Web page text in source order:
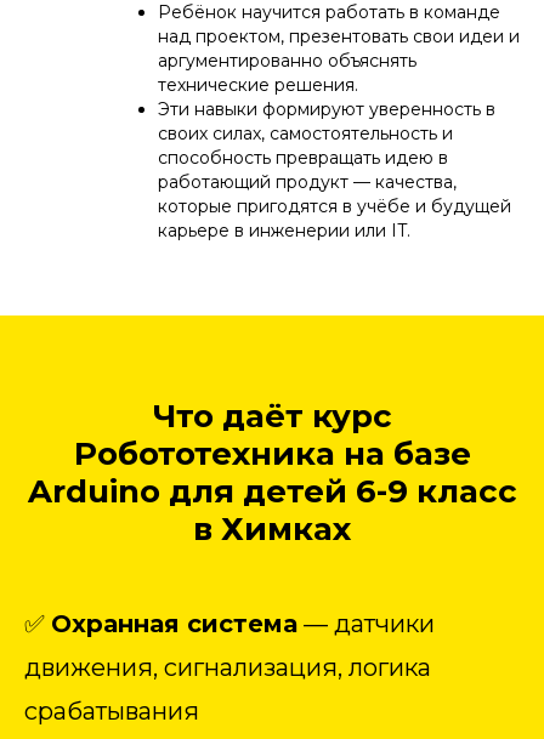
Ребёнок научится работать в команде
над проектом, презентовать свои идеи и
аргументированно объяснять
технические решения.
Эти навыки формируют уверенность в
своих силах, самостоятельность и
способность превращать идею в
работающий продукт — качества,
которые пригодятся в учёбе и будущей
карьере в инженерии или IT.
Что даёт курс
Робототехника на базе
Arduino для детей 6-9 класс
в Химках
✅ Охранная система — датчики
движения, сигнализация, логика
срабатывания